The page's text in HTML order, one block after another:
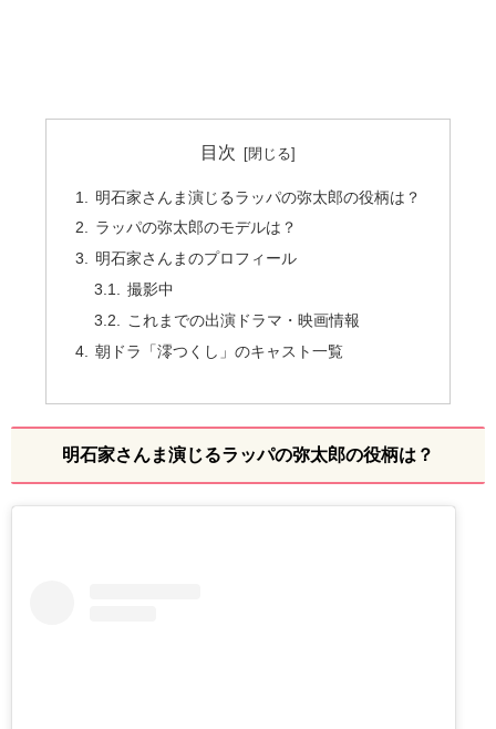
目次
明石家さんま演じるラッパの弥太郎の役柄は？
ラッパの弥太郎のモデルは？
明石家さんまのプロフィール
撮影中
これまでの出演ドラマ・映画情報
朝ドラ「澪つくし」のキャスト一覧
明石家さんま演じるラッパの弥太郎の役柄は？